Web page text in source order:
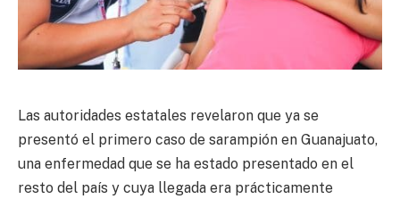
Las autoridades estatales revelaron que ya se
presentó el primero caso de sarampión en Guanajuato,
una enfermedad que se ha estado presentado en el
resto del país y cuya llegada era prácticamente